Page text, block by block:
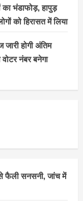
का भंडाफोड़, हापुड़
को हिरासत में लिया
होगी अंतिम
नंबर बनेगा
फैली सनसनी, जांच में